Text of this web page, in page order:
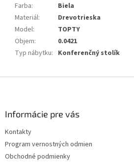
Farba:
Biela
Materiál:
Drevotrieska
Model:
TOPTY
Objem:
0.0421
Typ nábytku: Konferenčný stolík
Informácie pre vás
Kontakty
Program vernostných odmien
Obchodné podmienky